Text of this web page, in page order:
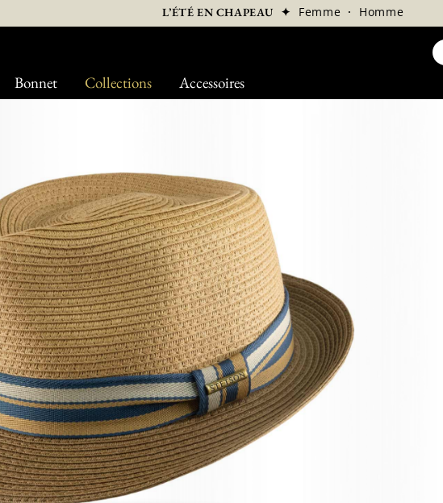
Bonnet Collections Accessoires
L’ÉTÉ EN CHAPEAU ✦ Femme · Homme